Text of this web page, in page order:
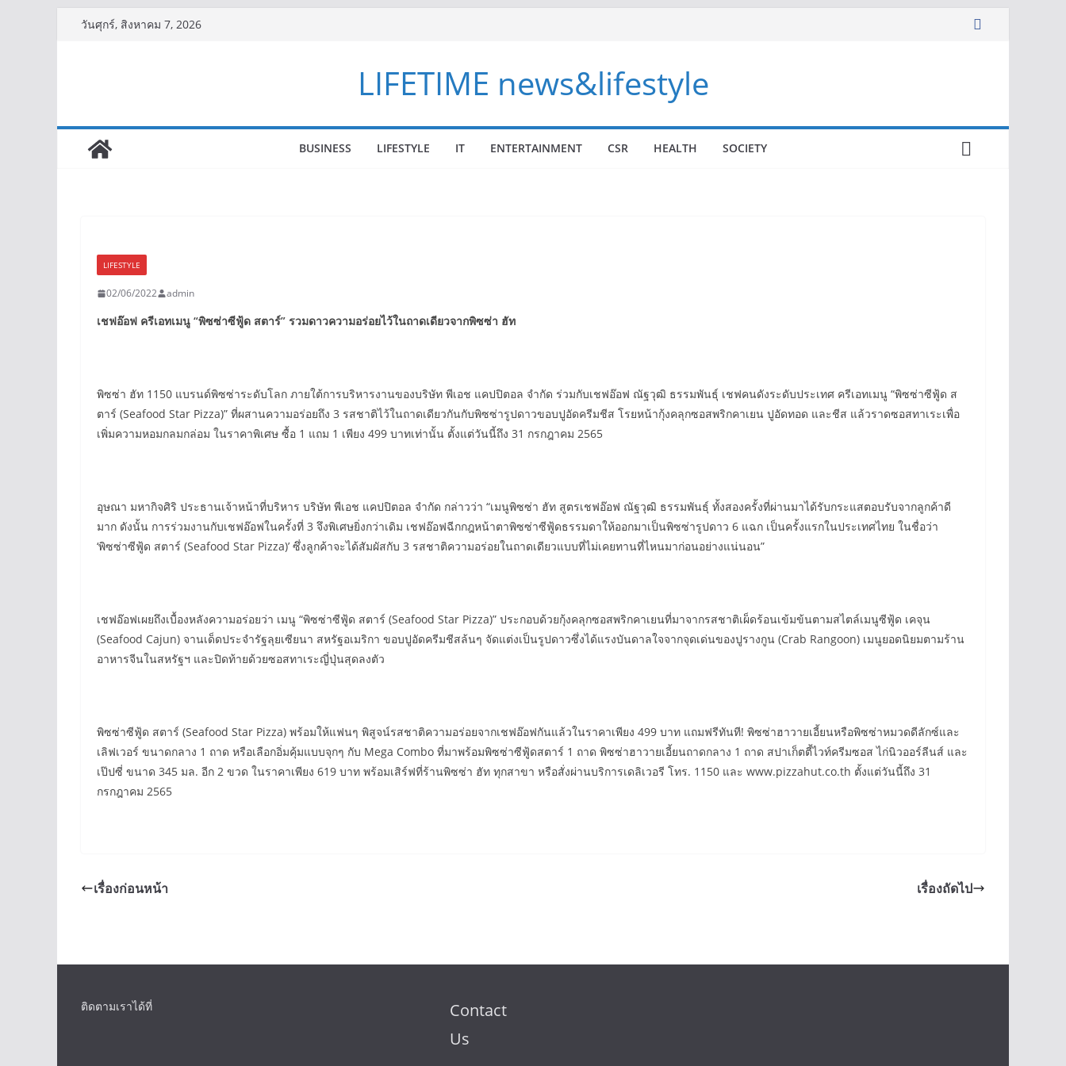
วันศุกร์, สิงหาคม 7, 2026
LIFETIME news&lifestyle
BUSINESS LIFESTYLE IT ENTERTAINMENT CSR HEALTH SOCIETY
LIFESTYLE
02/06/2022 admin
เชฟอ๊อฟ ครีเอทเมนู “พิซซ่าซีฟู้ด สตาร์” รวมดาวความอร่อยไว้ในถาดเดียวจากพิซซ่า ฮัท
พิซซ่า ฮัท 1150 แบรนด์พิซซ่าระดับโลก ภายใต้การบริหารงานของบริษัท พีเอช แคปปิตอล จำกัด ร่วมกับเชฟอ๊อฟ ณัฐวุฒิ ธรรมพันธุ์ เชฟคนดังระดับประเทศ ครีเอทเมนู “พิซซ่าซีฟู้ด ส
ตาร์ (Seafood Star Pizza)” ที่ผสานความอร่อยถึง 3 รสชาติไว้ในถาดเดียวกันกับพิซซ่ารูปดาวขอบปูอัดครีมชีส โรยหน้ากุ้งคลุกซอสพริกคาเยน ปูอัดทอด และชีส แล้วราดซอสทาเระเพื่อ
เพิ่มความหอมกลมกล่อม ในราคาพิเศษ ซื้อ 1 แถม 1 เพียง 499 บาทเท่านั้น ตั้งแต่วันนี้ถึง 31 กรกฎาคม 2565
อุษณา มหากิจศิริ ประธานเจ้าหน้าที่บริหาร บริษัท พีเอช แคปปิตอล จำกัด กล่าวว่า “เมนูพิซซ่า ฮัท สูตรเชฟอ๊อฟ ณัฐวุฒิ ธรรมพันธุ์ ทั้งสองครั้งที่ผ่านมาได้รับกระแสตอบรับจากลูกค้าดี
มาก ดังนั้น การร่วมงานกับเชฟอ๊อฟในครั้งที่ 3 จึงพิเศษยิ่งกว่าเดิม เชฟอ๊อฟฉีกกฎหน้าตาพิซซ่าซีฟู้ดธรรมดาให้ออกมาเป็นพิซซ่ารูปดาว 6 แฉก เป็นครั้งแรกในประเทศไทย ในชื่อว่า
‘พิซซ่าซีฟู้ด สตาร์ (Seafood Star Pizza)’ ซึ่งลูกค้าจะได้สัมผัสกับ 3 รสชาติความอร่อยในถาดเดียวแบบที่ไม่เคยทานที่ไหนมาก่อนอย่างแน่นอน”
เชฟอ๊อฟเผยถึงเบื้องหลังความอร่อยว่า เมนู “พิซซ่าซีฟู้ด สตาร์ (Seafood Star Pizza)” ประกอบด้วยกุ้งคลุกซอสพริกคาเยนที่มาจากรสชาติเผ็ดร้อนเข้มข้นตามสไตล์เมนูซีฟู้ด เคจุน
(Seafood Cajun) จานเด็ดประจำรัฐลุยเซียนา สหรัฐอเมริกา ขอบปูอัดครีมชีสล้นๆ จัดแต่งเป็นรูปดาวซึ่งได้แรงบันดาลใจจากจุดเด่นของปูรางกูน (Crab Rangoon) เมนูยอดนิยมตามร้าน
อาหารจีนในสหรัฐฯ และปิดท้ายด้วยซอสทาเระญี่ปุ่นสุดลงตัว
พิซซ่าซีฟู้ด สตาร์ (Seafood Star Pizza) พร้อมให้แฟนๆ พิสูจน์รสชาติความอร่อยจากเชฟอ๊อฟกันแล้วในราคาเพียง 499 บาท แถมฟรีทันที! พิซซ่าฮาวายเอี้ยนหรือพิซซ่าหมวดดีลักซ์และ
เลิฟเวอร์ ขนาดกลาง 1 ถาด หรือเลือกอิ่มคุ้มแบบจุกๆ กับ Mega Combo ที่มาพร้อมพิซซ่าซีฟู้ดสตาร์ 1 ถาด พิซซ่าฮาวายเอี้ยนถาดกลาง 1 ถาด สปาเก็ตตี้ไวท์ครีมซอส ไก่นิวออร์ลีนส์ และ
เป๊ปซี่ ขนาด 345 มล. อีก 2 ขวด ในราคาเพียง 619 บาท พร้อมเสิร์ฟที่ร้านพิซซ่า ฮัท ทุกสาขา หรือสั่งผ่านบริการเดลิเวอรี โทร. 1150 และ www.pizzahut.co.th ตั้งแต่วันนี้ถึง 31
กรกฎาคม 2565
เรื่องก่อนหน้า เรื่องถัดไป
ติดตามเราได้ที่
Contact
Us